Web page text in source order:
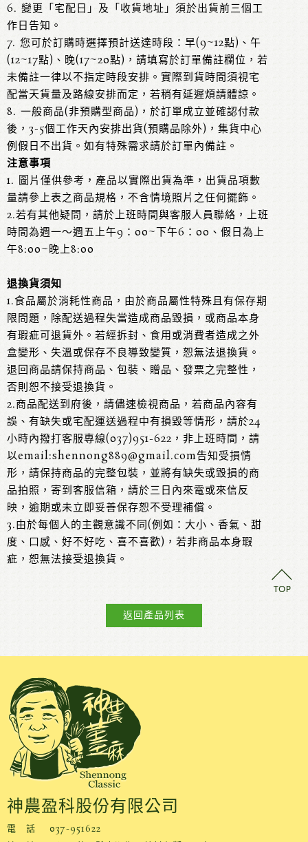
6. 變更「宅配日」及「收貨地址」須於出貨前三個工
作日告知。
7. 您可於訂購時選擇預計送達時段：早(9~12點)、午
(12~17點)、晚(17~20點)，請填寫於訂單備註欄位，若
未備註一律以不指定時段安排。實際到貨時間須視宅
配當天貨量及路線安排而定，若稍有延遲煩請體諒。
8. 一般商品(非預購型商品)，於訂單成立並確認付款
後，3-5個工作天內安排出貨(預購品除外)，集貨中心
例假日不出貨。如有特殊需求請於訂單內備註。
注意事項
1. 圖片僅供參考，產品以實際出貨為準，出貨品項數
量請參上表之商品規格，不含情境照片之任何擺飾。
2.若有其他疑問，請於上班時間與客服人員聯絡，上班
時間為週一～週五上午9：00~下午6：00、假日為上
午8:00~晚上8:00
退換貨須知
1.食品屬於消耗性商品，由於商品屬性特殊且有保存期
限問題，除配送過程失當造成商品毀損，或商品本身
有瑕疵可退貨外。若經拆封、食用或消費者造成之外
盒變形、失溫或保存不良導致變質，恕無法退換貨。
退回商品請保持商品、包裝、贈品、發票之完整性，
否則恕不接受退換貨。
2.商品配送到府後，請儘速檢視商品，若商品內容有
誤、有缺失或宅配運送過程中有損毀等情形，請於24
小時內撥打客服專線(037)951-622，非上班時間，請
以email:shennong889@gmail.com告知受損情
形，請保持商品的完整包裝，並將有缺失或毀損的商
品拍照，寄到客服信箱，請於三日內來電或來信反
映，逾期或未立即妥善保存恕不受理補償。
3.由於每個人的主觀意識不同(例如：大小、香氣、甜
度、口感、好不好吃、喜不喜歡)，若非商品本身瑕
疵，恕無法接受退換貨。
返回產品列表
神農盈科股份有限公司
電 話
037-951622